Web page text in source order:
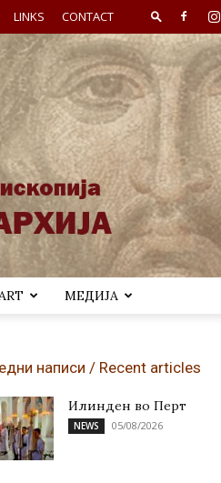
LINKS CONTACT
МЕДИЈА
написи / Recent articles
Илинден во Перт
NEWS 05/08/2026